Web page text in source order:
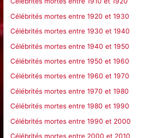
:Célébrités mortes entre 1920 et 1930
Célébrités mortes entre 1930 et 1940
Célébrités mortes entre 1940 et 1950
Célébrités mortes entre 1950 et 1960
Célébrités mortes entre 1960 et 1970
Célébrités mortes entre 1970 et 1980
Célébrités mortes entre 1980 et 1990
Célébrités mortes entre 1990 et 2000
Célébrités mortes entre 2000 et 2010